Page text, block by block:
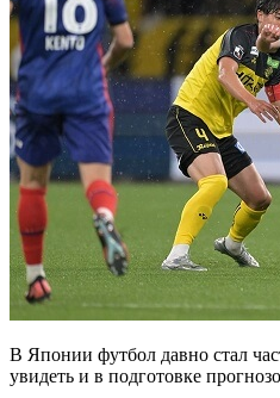
В Японии футбол давно стал
увидеть и в подготовке